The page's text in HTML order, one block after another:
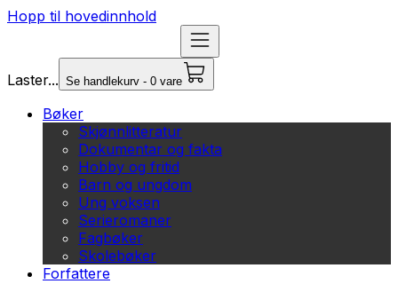
Hopp til hovedinnhold
Laster... Se handlekurv - 0 vare
Bøker
Skjønnlitteratur
Dokumentar og fakta
Hobby og fritid
Barn og ungdom
Ung voksen
Serieromaner
Fagbøker
Skolebøker
Forfattere